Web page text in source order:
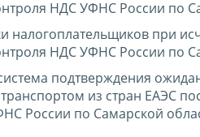
НДС УФНС России по
налогоплательщиков при
НДС УФНС России по
подтверждения
из стран ЕАЭС
России по Самарской